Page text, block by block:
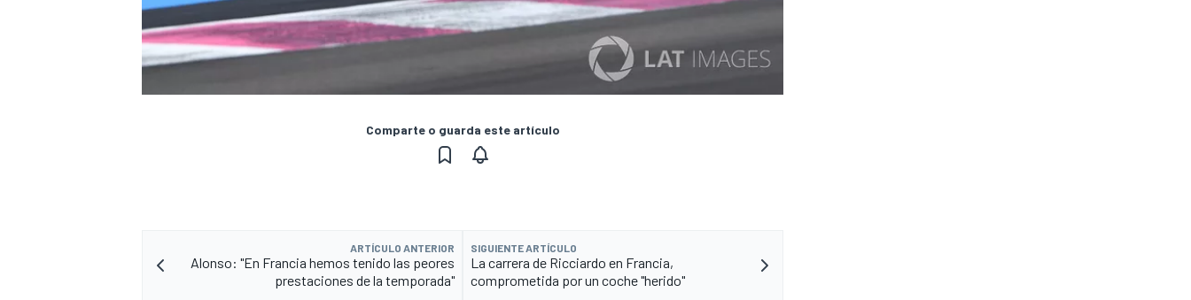
Comparte o guarda este artículo
ARTÍCULO ANTERIOR
Alonso: "En Francia hemos tenido las peores
prestaciones de la temporada"
SIGUIENTE ARTÍCULO
La carrera de Ricciardo en Francia,
comprometida por un coche "herido"